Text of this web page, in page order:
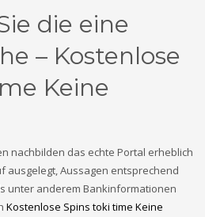
в ОАЭ
die eine
– Kostenlose
Keine
nachbilden das echte Portal erheblich
ausgelegt, Aussagen entsprechend
unter anderem Bankinformationen
Kostenlose Spins toki time Keine